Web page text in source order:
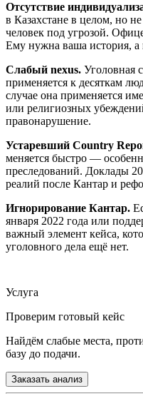
Отсутствие
в Казахстане в целом, но
человек под угрозой.
Ему нужна ваша история, а
Слабый nexus. Уголовная
применяется к десяткам
случае она применяется
или религиозных
правонарушение.
Устаревший Country
меняется быстро —
преследований. Доклады
реалий после Кантар и
Игнорирование Кантар.
января 2022 года или
важный элемент кейса,
уголовного дела ещё нет.
Услуга
Проверим готовый кейс
Найдём слабые места,
базу до подачи.
Заказать анализ